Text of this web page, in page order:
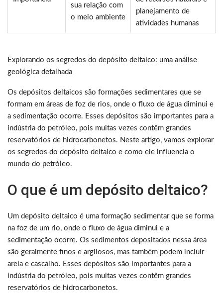
sua relação com
o meio ambiente
planejamento de
atividades humanas
Explorando os segredos do depósito deltaico: uma análise
geológica detalhada
Os depósitos deltaicos são formações sedimentares que se
formam em áreas de foz de rios, onde o fluxo de água diminui e
a sedimentação ocorre. Esses depósitos são importantes para a
indústria do petróleo, pois muitas vezes contêm grandes
reservatórios de hidrocarbonetos. Neste artigo, vamos explorar
os segredos do depósito deltaico e como ele influencia o
mundo do petróleo.
O que é um depósito deltaico?
Um depósito deltaico é uma formação sedimentar que se forma
na foz de um rio, onde o fluxo de água diminui e a
sedimentação ocorre. Os sedimentos depositados nessa área
são geralmente finos e argilosos, mas também podem incluir
areia e cascalho. Esses depósitos são importantes para a
indústria do petróleo, pois muitas vezes contêm grandes
reservatórios de hidrocarbonetos.